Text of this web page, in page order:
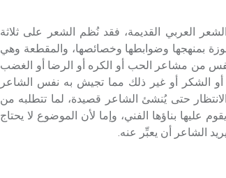
العربي القديمة، فقد نُظم الشعر على ثلاثة
بمنهجها وضوابطها وخصائصها، والمقطعة وهي
من مشاعر الحب أو الكره أو الرضا أو الغضب
أو الشكر أو غير ذلك مما تجيش به نفس الشاعر
حتى يُنشئ الشاعر قصيدة، لما تتطلبه من
عليها بناؤها الفني، وإما لأن الموضوع لا يحتاج
الشاعر أن يعبِّر عنه.